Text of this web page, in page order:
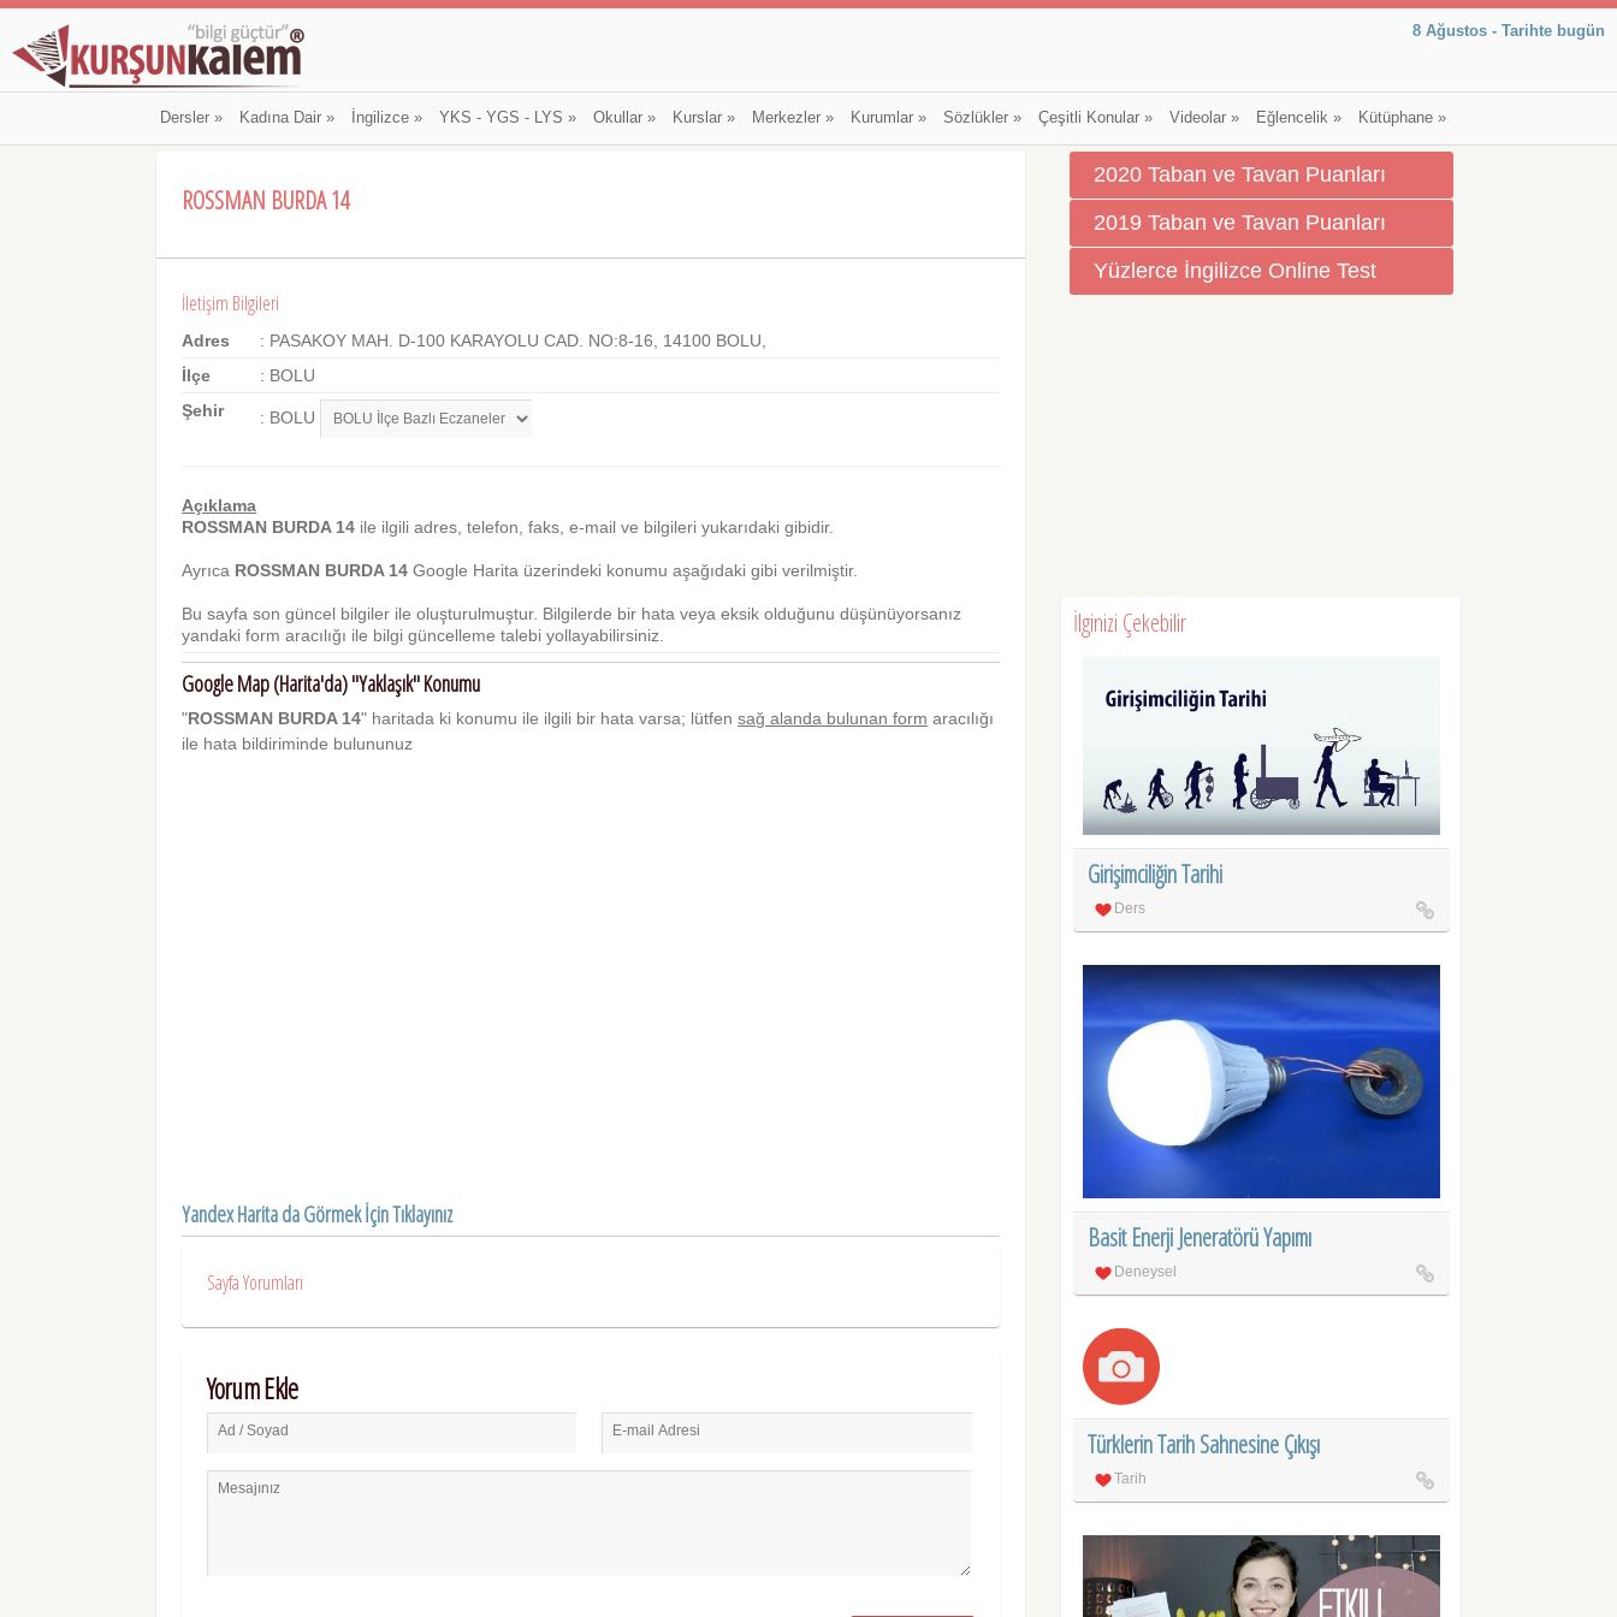
8 Ağustos - Tarihte bugün
Dersler» Kadına Dair» İngilizce» YKS - YGS - LYS » Okullar» Kurslar» Merkezler» Kurumlar» Sözlükler» Çeşitli Konular» Videolar» Eğlencelik» Kütüphane»
ROSSMAN BURDA 14
İletişim Bilgileri
Adres
: PASAKOY MAH. D-100 KARAYOLU CAD. NO:8-16, 14100 BOLU,
İlçe
: BOLU
Şehir
: BOLU
Açıklama
ROSSMAN BURDA 14 ile ilgili adres, telefon, faks, e-mail ve bilgileri yukarıdaki gibidir.
Ayrıca ROSSMAN BURDA 14 Google Harita üzerindeki konumu aşağıdaki gibi verilmiştir.
Bu sayfa son güncel bilgiler ile oluşturulmuştur. Bilgilerde bir hata veya eksik olduğunu düşünüyorsanız
yandaki form aracılığı ile bilgi güncelleme talebi yollayabilirsiniz.
Google Map (Harita'da) "Yaklaşık" Konumu
"ROSSMAN BURDA 14" haritada ki konumu ile ilgili bir hata varsa; lütfensağ alanda bulunan form aracılığı
ile hata bildiriminde bulununuz
Yandex Harita da Görmek İçin Tıklayınız
Sayfa Yorumları
Yorum Ekle
Ad / Soyad E-mail Adresi
Mesajınız
2020 Taban ve Tavan Puanları
2019 Taban ve Tavan Puanları
Yüzlerce İngilizce Online Test
İlginizi Çekebilir
Girişimciliğin Tarihi
Ders
Basit Enerji Jeneratörü Yapımı
Deneysel
Türklerin Tarih Sahnesine Çıkışı
Tarih